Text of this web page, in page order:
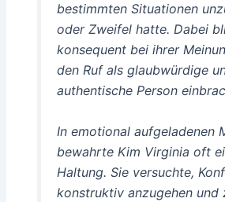
bestimmten Situationen
oder Zweifel hatte. Dabei
konsequent bei ihrer
den Ruf als glaubwürdige
authentische Person
In emotional aufgeladenen
bewahrte Kim Virginia oft
Haltung. Sie versuchte,
konstruktiv anzugehen und